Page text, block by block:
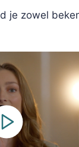
je zowel